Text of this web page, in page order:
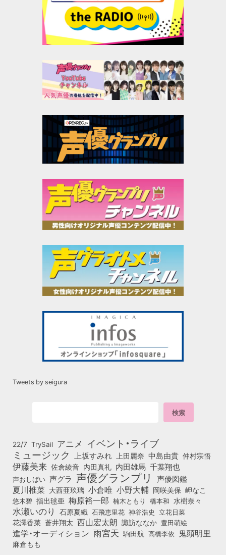
Tweets by seigura
22/7 TrySail アニメ イベント・ライブ
ミュージック 上坂すみれ 上田麗奈 中島由貴 仲村宗悟
伊藤美来 佐倉綾音 内田真礼 内田雄馬 千葉翔也
声おしばい 声グラ 声優グランプリ 声優図鑑
夏川椎菜 大西亜玖璃 小倉唯 小野大輔 岡咲美保 岬なこ
悠木碧 指出毬亜 梅原裕一郎 楠木ともり 橋本和 水樹奈々
水瀬いのり 石原夏織 石飛恵里花 神谷浩史 立花日菜
花澤香菜 蒼井翔太 西山宏太朗 諏訪ななか 豊田萌絵
進学・オーディション 雨宮天 駒田航 高橋李依 鬼頭明里
麻倉もも